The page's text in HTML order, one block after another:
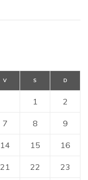
V S D
1 2
7 8 9
14 15 16
21 22 23